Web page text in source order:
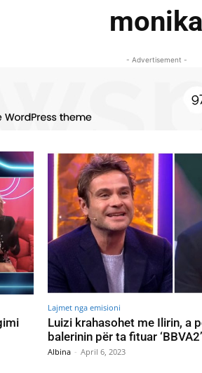
monika
- Advertisement -
Lajmet nga emisioni
Luizi krahasohet me Ilirin, a
balerinin për ta fituar
Albina - April 6, 2023